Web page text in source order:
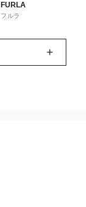
FURLA
フルラ